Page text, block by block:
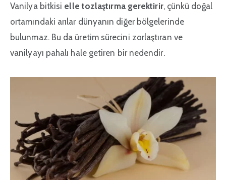
Vanilya bitkisi elle tozlaştırma gerektirir, çünkü doğal
ortamındaki arılar dünyanın diğer bölgelerinde
bulunmaz. Bu da üretim sürecini zorlaştıran ve
vanilyayı pahalı hale getiren bir nedendir.